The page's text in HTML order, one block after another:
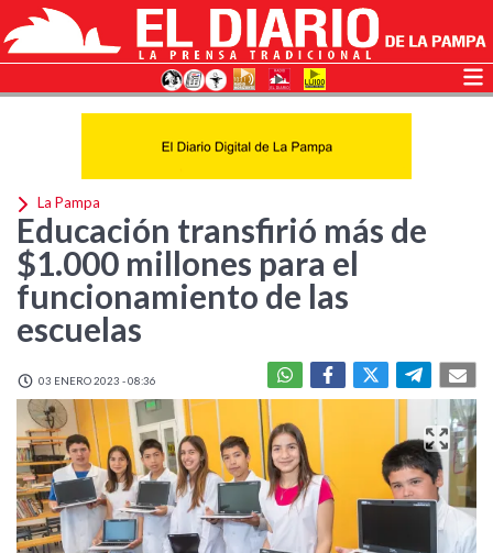
La Pampa
Educación transfirió más de
$1.000 millones para el
funcionamiento de las
escuelas
03 ENERO 2023 - 08:36